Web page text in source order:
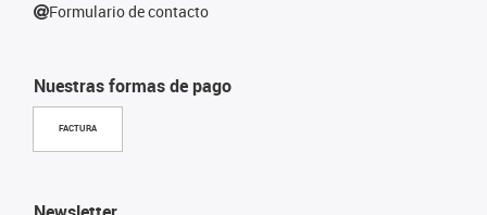
Nuestras formas de pago
FACTURA
Formulario de contacto